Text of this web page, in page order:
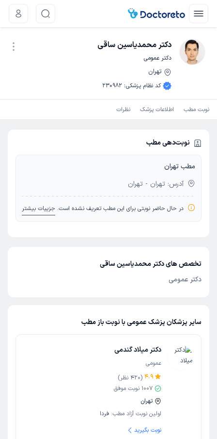
دکتر محمدیاسین ساقی
دکتر عمومی
تهران
کد نظام پزشکی:
230982
نوبت مطب اطلاعات پزشک نظرات
نوبت‌دهی مطب
مطب تهران
آدرس: تهران - تهران
در حال حاضر نوبتی برای این مطب تعریف نشده است. جزییات بیشتر
تخصص های دکتر محمدیاسین ساقی
دکتر عمومی
سایر پزشکان پزشک عمومی با نوبت باز مطب
دکتر میلاد گندمی
عمومی
4.9
(
420 نظر)
1007 نوبت موفق
تهران
اولین نوبت آزاد مطب: فردا
نوبت بگیرید